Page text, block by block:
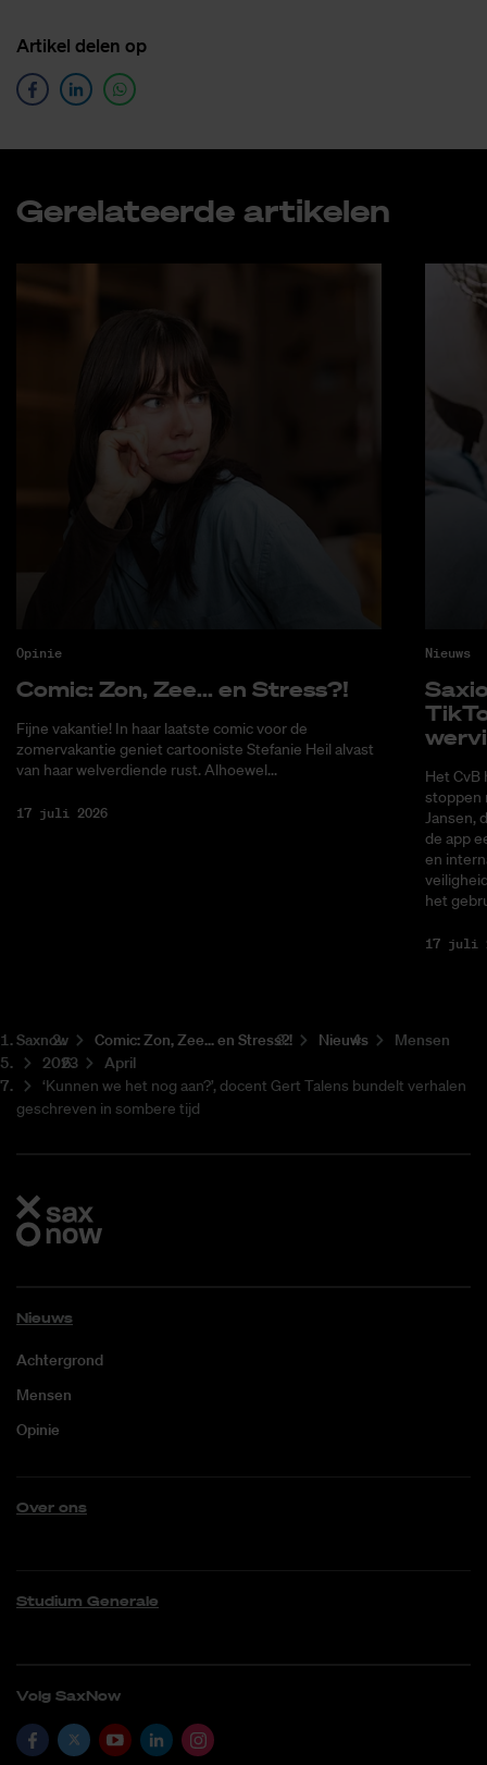
Ar­ti­kel de­len op
Ge­re­la­teer­de ar­ti­ke­len
Opinie
Co­mic: Zon, Zee... en Stress?!
Fijne vakantie! In haar laatste comic voor de
zomervakantie geniet cartooniste Stefanie Heil alvast
van haar welverdiende rust. Alhoewel...
17 juli 2026
Nieuws
Het CvB
stoppen
Jansen,
de app
en
het
17 juli
Saxnow Co­mic: Zon, Zee... en Stress?! Nieuws
Mensen
2023
April
‘Kunnen we het nog aan?’, docent Gert Talens bundelt verhalen
geschreven in sombere tijd
Nieuws
Achtergrond
Mensen
Opinie
Over ons
Studium Generale
Volg SaxNow